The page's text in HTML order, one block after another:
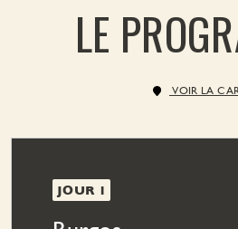
LE
VOIR LA
JOUR 1